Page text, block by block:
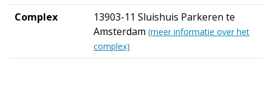
Complex
13903-11 Sluishuis Parkeren te
Amsterdam (meer informatie over het
complex)